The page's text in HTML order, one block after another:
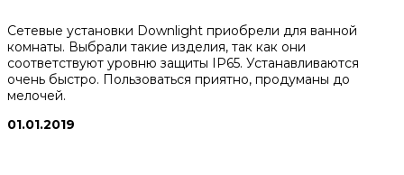
Сетевые установки Downlight приобрели для ванной
комнаты. Выбрали такие изделия, так как они
соответствуют уровню защиты IP65. Устанавливаются
очень быстро. Пользоваться приятно, продуманы до
мелочей.
01.01.2019